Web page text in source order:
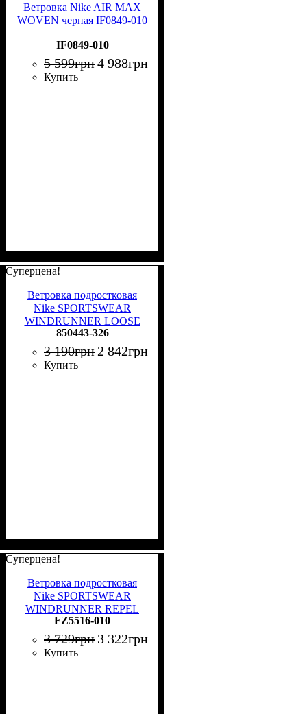
Ветровка Nike AIR MAX
WOVEN черная IF0849-010
IF0849-010
5 599грн4 988грн
Купить
Суперцена!
Ветровка подростковая
Nike SPORTSWEAR
WINDRUNNER LOOSE
HIP-LENGTH оливково-
светло-зеленая 850443-326
850443-326
3 190грн 2 842грн
Купить
Суперцена!
Ветровка подростковая
Nike SPORTSWEAR
WINDRUNNER REPEL
черная FZ5516-010
FZ5516-010
3 729грн 3 322грн
Купить